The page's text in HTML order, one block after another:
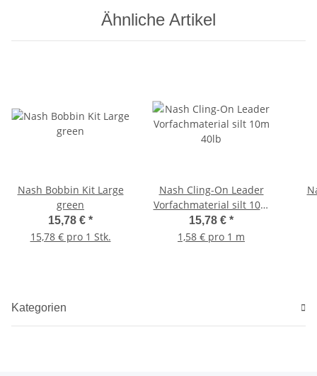
Ähnliche Artikel
Nash Bobbin Kit Large
green
15,78 € *
15,78 € pro 1 Stk.
Nash Cling-On Leader
Vorfachmaterial silt 10m
40lb
15,78 € *
1,58 € pro 1 m
Kategorien